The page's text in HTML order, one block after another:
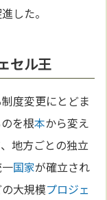
した。
セル王
度変更にとどま
を根本から変え
地方ごとの独立
国家が確立され
大規模プロジェ